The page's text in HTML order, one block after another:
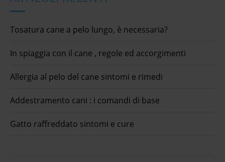
Tosatura cane a pelo lungo, è necessaria?
In spiaggia con il cane , regole ed accorgimenti
Allergia al pelo del cane sintomi e rimedi
Addestramento cani : i comandi di base
Gatto raffreddato sintomi e cure